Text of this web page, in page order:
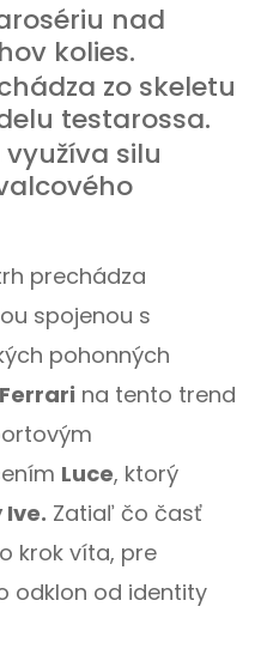
nad
kolies.
zo skeletu
testarossa.
silu
prechádza
spojenou s
pohonných
Ferrari na tento trend
Luce, ktorý
Ive. Zatiaľ čo časť
krok víta, pre
odklon od identity